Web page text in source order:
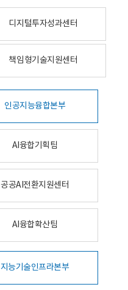
디지털투자성과센터
책임형기술지원센터
인공지능융합본부
AI융합기획팀
공공AI전환지원센터
AI융합확산팀
지능기술인프라본부